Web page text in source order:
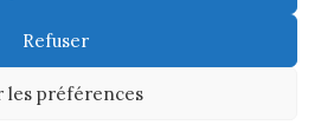
Refuser
les préférences